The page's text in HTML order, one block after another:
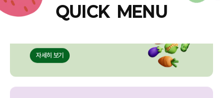
QUICK MENU
자세히 보기
협회소개
자세히 보기